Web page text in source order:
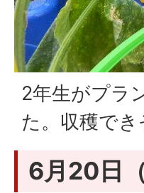
2年生がプラ
た。収穫で
6月20日